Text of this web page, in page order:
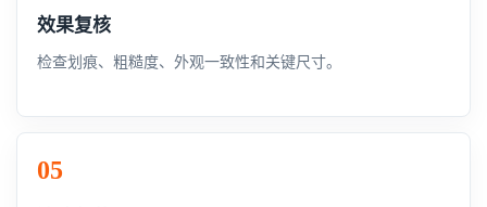
效果复核
检查划痕、粗糙度、外观一致性和关键尺寸。